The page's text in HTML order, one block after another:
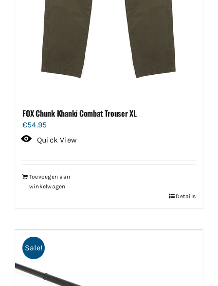
FOX Chunk Khanki Combat Trouser XL
€54.95
Quick View
Toevoegen aan
winkelwagen
Details
Sale!